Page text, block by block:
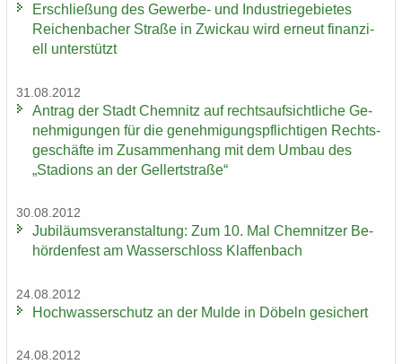
Er­schlie­ßung des Gewerbe-​ und In­dus­trie­ge­bie­tes
Rei­chen­ba­cher Stra­ße in Zwi­ckau wird er­neut fi­nan­zi­
ell un­ter­stützt
31.08.2012
An­trag der Stadt Chem­nitz auf rechts­auf­sicht­li­che Ge­
neh­mi­gun­gen für die ge­neh­mi­gungs­pflich­ti­gen Rechts­
ge­schäf­te im Zu­sam­men­hang mit dem Umbau des
„Sta­di­ons an der Gel­lert­stra­ße“
30.08.2012
Ju­bi­lä­ums­ver­an­stal­tung: Zum 10. Mal Chem­nit­zer Be­
hör­den­fest am Was­ser­schloss Klaf­fen­bach
24.08.2012
Hoch­was­ser­schutz an der Mulde in Dö­beln ge­si­chert
24.08.2012